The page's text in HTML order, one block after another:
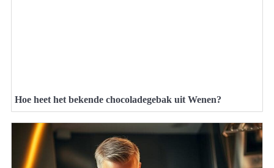
Hoe heet het bekende chocoladegebak uit Wenen?